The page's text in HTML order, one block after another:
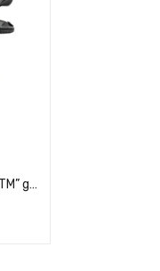
BULLE MRA Touring “TM” gris fumé, ABE BMW F 850 GS / RALLYE BJ 2021+